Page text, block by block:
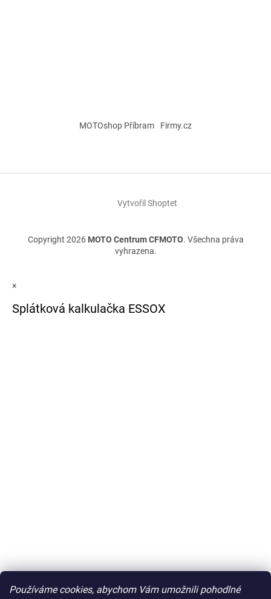
Používáme cookies, abychom Vám umožnili pohodlné
MOTOshop Příbram Firmy.cz
Vytvořil Shoptet
Copyright 2026 MOTO Centrum CFMOTO. Všechna práva
vyhrazena.
×
Splátková kalkulačka ESSOX